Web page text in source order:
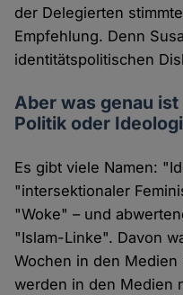
der Delegierten
Empfehlung. Denn
identitätspolitischen
Aber was genau
Politik oder
Es gibt viele Namen:
"intersektionaler
"Woke" – und
"Islam-Linke". Davon
Wochen in den
werden in den Medien